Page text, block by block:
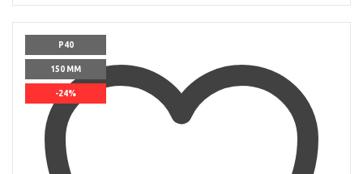
P40
150 ММ
-24%